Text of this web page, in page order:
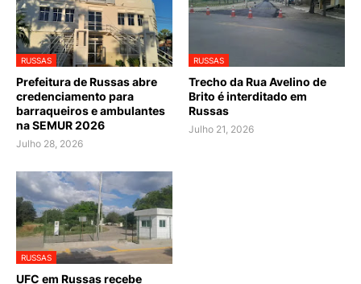
RUSSAS
Prefeitura de Russas abre
credenciamento para
barraqueiros e ambulantes
na SEMUR 2026
Julho 28, 2026
RUSSAS
Trecho da Rua Avelino de
Brito é interditado em
Russas
Julho 21, 2026
RUSSAS
UFC em Russas recebe